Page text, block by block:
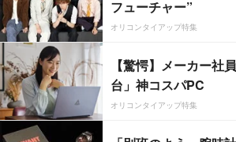
フューチャー”
オリコンタイアップ特集
【驚愕】メーカー社
台」神コスパPC
オリコンタイアップ特集